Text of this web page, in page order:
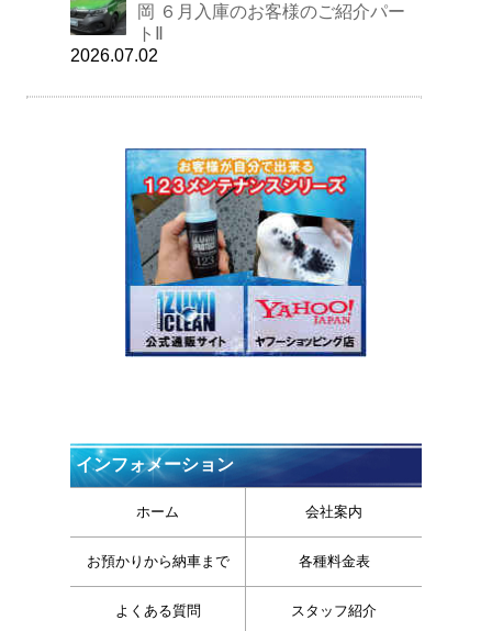
岡 ６月入庫のお客様のご紹介パー
トⅡ
2026.07.02
インフォメーション
ホーム 会社案内
お預かりから納車まで 各種料金表
よくある質問 スタッフ紹介